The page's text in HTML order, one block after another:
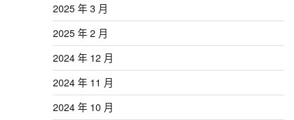
2025 年 3 月
2025 年 2 月
2024 年 12 月
2024 年 11 月
2024 年 10 月